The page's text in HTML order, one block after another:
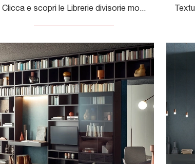
Clicca e scopri le Librerie divisorie moderne! Il modello Latitude divisoria Cattelan Italia saprà completare un living operativo e pratico.